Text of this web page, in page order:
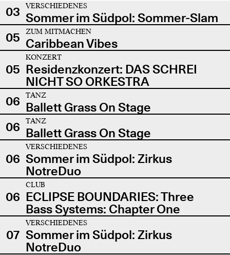
03
VERSCHIEDENES
Sommer im Südpol: Sommer-Slam
05
ZUM MITMACHEN
Caribbean Vibes
05
KONZERT
Residenzkonzert: DAS SCHREI
NICHT SO ORKESTRA
06
TANZ
Ballett Grass On Stage
06
TANZ
Ballett Grass On Stage
06
VERSCHIEDENES
Sommer im Südpol: Zirkus
NotreDuo
06
CLUB
ECLIPSE BOUNDARIES: Three
Bass Systems: Chapter One
07
VERSCHIEDENES
Sommer im Südpol: Zirkus
NotreDuo